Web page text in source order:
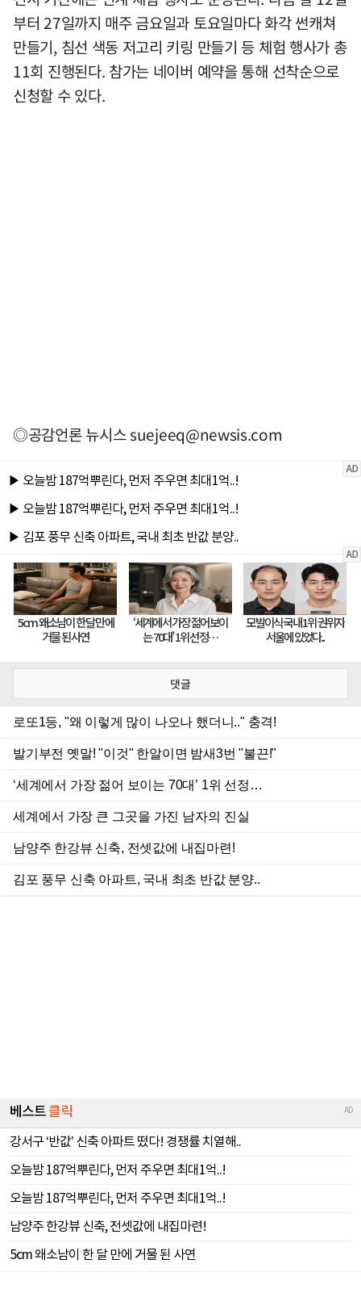
부터 27일까지 매주 금요일과 토요일마다 화각 썬캐쳐
만들기, 침선 색동 저고리 키링 만들기 등 체험 행사가 총
11회 진행된다. 참가는 네이버 예약을 통해 선착순으로
신청할 수 있다.
◎공감언론 뉴시스suejeeq@newsis.com
댓글